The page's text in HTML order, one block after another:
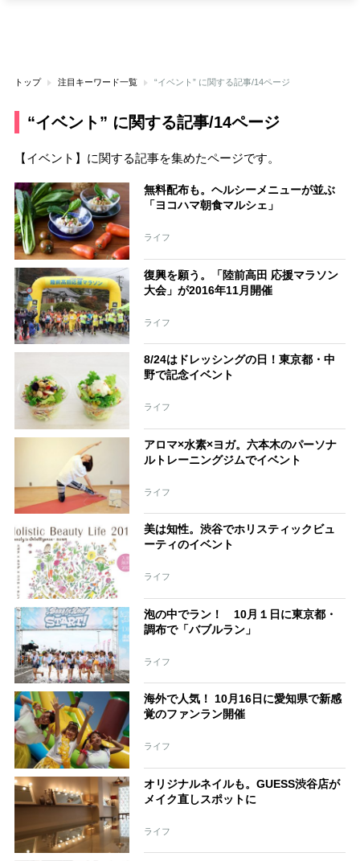
トップ 注目キーワード一覧 “イベント” に関する記事/14ページ
“イベント” に関する記事/14ページ
【イベント】に関する記事を集めたページです。
無料配布も。ヘルシーメニューが並ぶ
「ヨコハマ朝食マルシェ」
ライフ
復興を願う。「陸前高田 応援マラソン
大会」が2016年11月開催
ライフ
8/24はドレッシングの日！東京都・中
野で記念イベント
ライフ
アロマ×水素×ヨガ。六本木のパーソナ
ルトレーニングジムでイベント
ライフ
美は知性。渋谷でホリスティックビュ
ーティのイベント
ライフ
泡の中でラン！ 10月１日に東京都・
調布で「バブルラン」
ライフ
海外で人気！ 10月16日に愛知県で新感
覚のファンラン開催
ライフ
オリジナルネイルも。GUESS渋谷店が
メイク直しスポットに
ライフ